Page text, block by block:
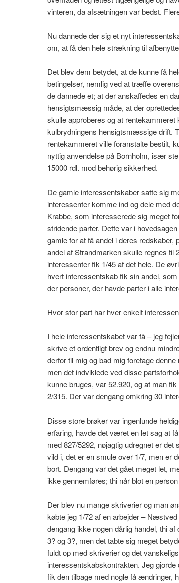
vinteren, da afsætningen var bedst.
Nu dannede der sig et nyt
om, at få den hele strækning til
Det blev dem betydet, at de kunne få
betingelser, nemlig ved at træffe
de dannede et; at der anskaffedes en
hensigtsmæssig måde, at der
skulle approberes og at
kulbrydningens hensigtsmæssige drift.
rentekammeret ville foranstalte bestilt,
nyttig anvendelse på Bornholm, især
15000 rdl. mod behørig sikkerhed.
De gamle interessentskaber satte sig
interessenter komme ind og dele med
Krabbe, som interesserede sig meget
stridende parter. Dette var i
gamle for at få andel i deres redskaber,
andel af Strandmarken skulle regnes til
interessenter fik 1/45 af det hele. De
hvert interessentskab fik sin andel,
der personer, der havde parter i alle
Hvor stor part har hver enkelt
I hele interessentskabet var få – jeg
skrive et ordentligt brev og endnu
derfor til mig og bad mig foretage
men det indviklede ved disse
kunne bruges, var 52.920, og at man
2/315. Der var dengang omkring 30
Disse store brøker var ingenlunde
erfaring, havde det været en let sag at
med 827/5292, nøjagtig udregnet er
vild i, det er en smule over 1/7, men er
bort. Dengang var det gået meget let,
ikke gennemføres; thi når blot en
Der blev nu mange skriverier og man
købte jeg 1/72 af en arbejder –
dengang ikke nogen dårlig handel, thi
3? og 3?, men det tabte sig meget
fuldt op med skriverier og det
interessentskabskontrakten. Jeg
fik den tilbage med nogle få ændringer,